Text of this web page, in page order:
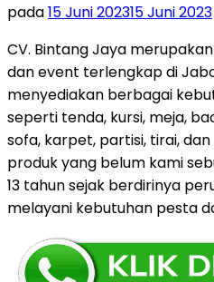
pada15 Juni 202315 Juni 2023
CV. Bintang Jaya
dan event terlengkap di
menyediakan berbagai
seperti tenda, kursi, meja,
sofa, karpet, partisi, tirai,
produk yang belum kami
13 tahun sejak berdirinya
melayani kebutuhan pesta